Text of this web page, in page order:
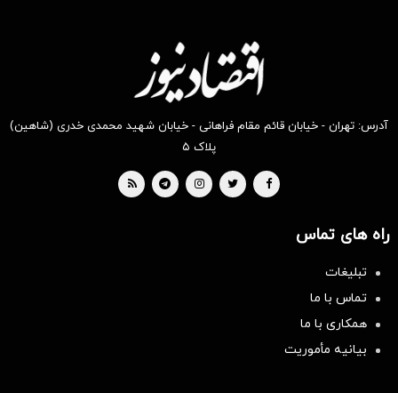
آدرس: تهران - خیابان قائم مقام فراهانی - خیابان شهید محمدی خدری (شاهین)
پلاک ۵
راه های تماس
تبلیغات
تماس با ما
همکاری با ما
بیانیه مأموریت